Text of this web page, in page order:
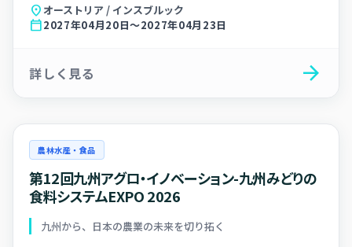
location_on オーストリア / インスブルック
calendar_today2027年04月20日～2027年04月23日
詳しく見る arrow_forward
農林水産・食品
第12回九州アグロ・イノベーション-九州みどりの
食料システムEXPO 2026
九州から、日本の農業の未来を切り拓く